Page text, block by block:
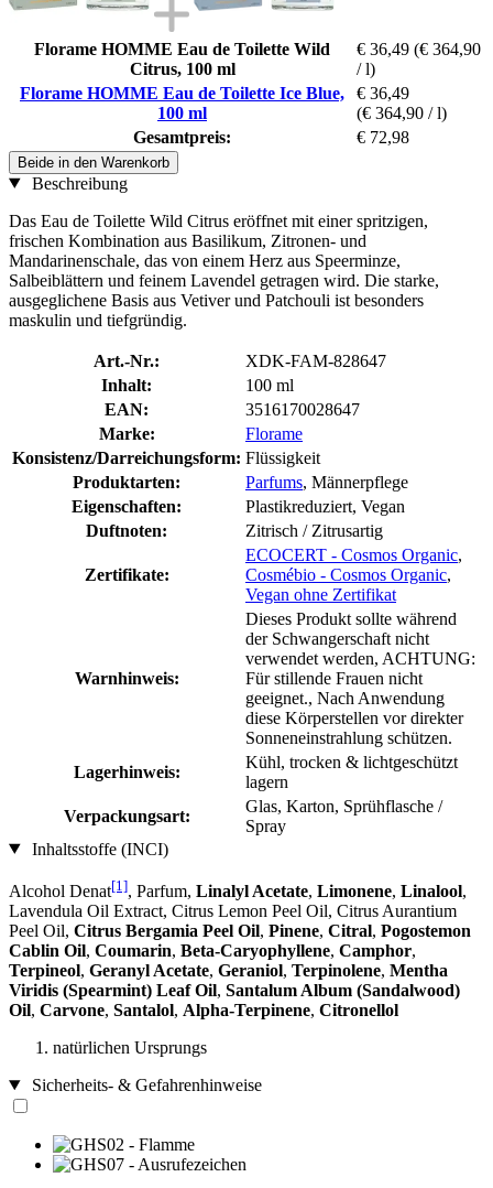
Florame HOMME Eau de Toilette Wild
Citrus, 100 ml
€ 36,49 (€ 364,90
/ l)
Florame HOMME Eau de Toilette Ice Blue,
100 ml
€ 36,49
(€ 364,90 / l)
Gesamtpreis:
€ 72,98
Beide in den Warenkorb
Beschreibung
Das Eau de Toilette Wild Citrus eröffnet mit einer spritzigen,
frischen Kombination aus Basilikum, Zitronen- und
Mandarinenschale, das von einem Herz aus Speerminze,
Salbeiblättern und feinem Lavendel getragen wird. Die starke,
ausgeglichene Basis aus Vetiver und Patchouli ist besonders
maskulin und tiefgründig.
Art.-Nr.:
XDK-FAM-828647
Inhalt:
100 ml
EAN:
3516170028647
Marke:
Florame
Konsistenz/Darreichungsform: Flüssigkeit
Produktarten:
Parfums, Männerpflege
Eigenschaften:
Plastikreduziert, Vegan
Duftnoten:
Zitrisch / Zitrusartig
Zertifikate:
ECOCERT - Cosmos Organic,
Cosmébio - Cosmos Organic,
Vegan ohne Zertifikat
Warnhinweis:
Dieses Produkt sollte während
der Schwangerschaft nicht
verwendet werden, ACHTUNG:
Für stillende Frauen nicht
geeignet., Nach Anwendung
diese Körperstellen vor direkter
Sonneneinstrahlung schützen.
Lagerhinweis:
Kühl, trocken & lichtgeschützt
lagern
Verpackungsart:
Glas, Karton, Sprühflasche /
Spray
Inhaltsstoffe (INCI)
Alcohol Denat[1], Parfum, Linalyl Acetate, Limonene, Linalool,
Lavendula Oil Extract, Citrus Lemon Peel Oil, Citrus Aurantium
Peel Oil, Citrus Bergamia Peel Oil, Pinene, Citral, Pogostemon
Cablin Oil, Coumarin, Beta-Caryophyllene, Camphor,
Terpineol, Geranyl Acetate, Geraniol, Terpinolene, Mentha
Viridis (Spearmint) Leaf Oil, Santalum Album (Sandalwood)
Oil, Carvone, Santalol, Alpha-Terpinene, Citronellol
natürlichen Ursprungs
Sicherheits- & Gefahrenhinweise